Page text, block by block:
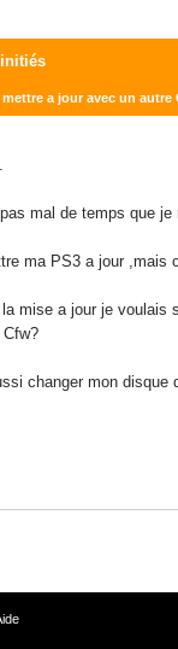
a jour avec un autre
mal de temps que
ma PS3 a jour ,mais
mise a jour je voulais
changer mon disque